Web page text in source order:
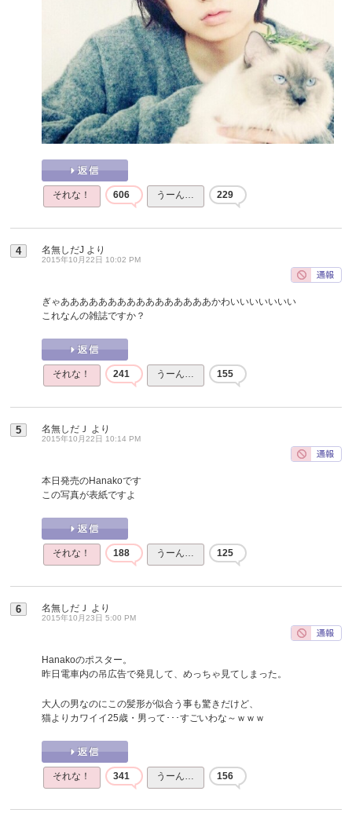
それな！ 606 うーん… 229
4 名無しだJ より
2015年10月22日 10:02 PM
ぎゃああああああああああああああああかわいいいいいいい
これなんの雑誌ですか？
それな！ 241 うーん… 155
5 名無しだＪ より
2015年10月22日 10:14 PM
本日発売のHanakoです
この写真が表紙ですよ
それな！ 188 うーん… 125
6 名無しだＪ より
2015年10月23日 5:00 PM
Hanakoのポスター。
昨日電車内の吊広告で発見して、めっちゃ見てしまった。
大人の男なのにこの髪形が似合う事も驚きだけど、
猫よりカワイイ25歳・男って･･･すごいわな～ｗｗｗ
それな！ 341 うーん… 156